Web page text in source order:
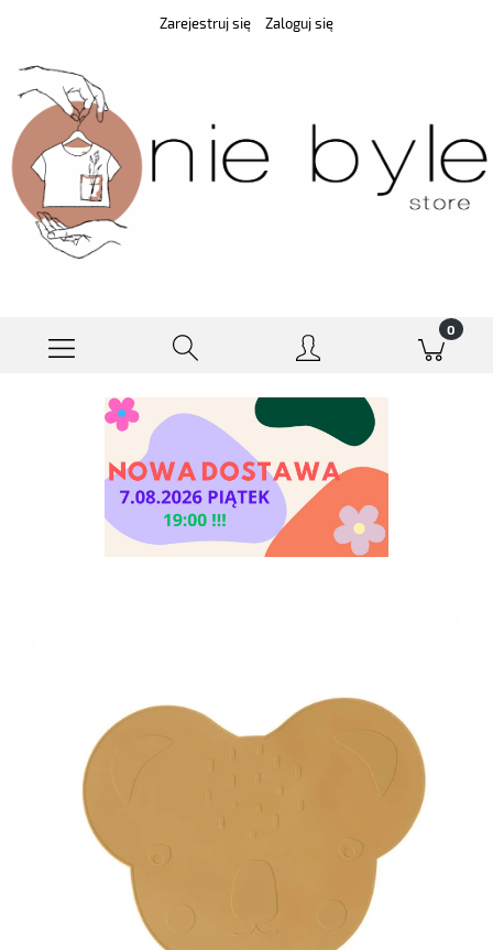
Zarejestruj się Zaloguj się